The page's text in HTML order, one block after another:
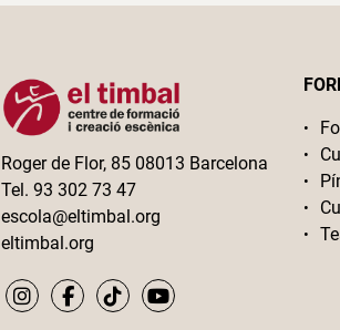
Roger de Flor, 85 08013 Barcelona
Tel. 93 302 73 47
escola@eltimbal.org
eltimbal.org